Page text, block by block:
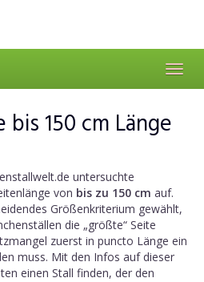
150 cm Länge
untersuchte
von bis zu 150 cm auf.
Größenkriterium gewählt,
die „größte“ Seite
zuerst in puncto Länge ein
muss. Mit den Infos auf dieser
einen Stall finden, der den